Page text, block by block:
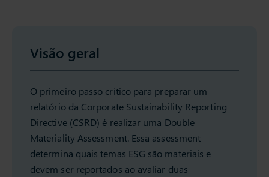
Visão geral
O primeiro passo crítico para preparar um
relatório da Corporate Sustainability Reporting
Directive (CSRD) é realizar uma Double
Materiality Assessment. Essa assessment
determina quais temas ESG são materiais e
devem ser reportados ao avaliar duas